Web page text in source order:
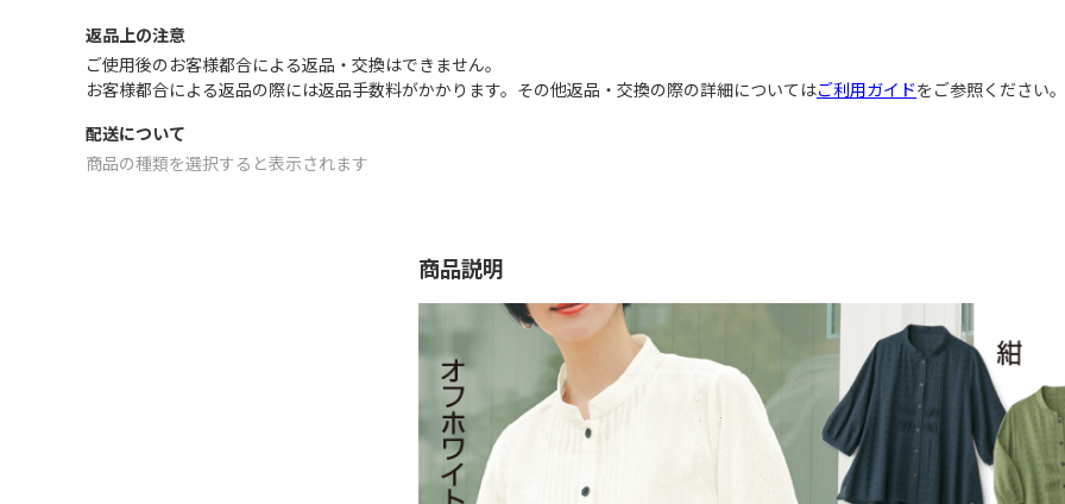
返品上の注意
ご使用後のお客様都合による返品・交換はできません｡
お客様都合による返品の際には返品手数料がかかります。その他返品・交換の際の詳細についてはご利用ガイドをご参照ください。
配送について
商品の種類を選択すると表示されます
商品説明